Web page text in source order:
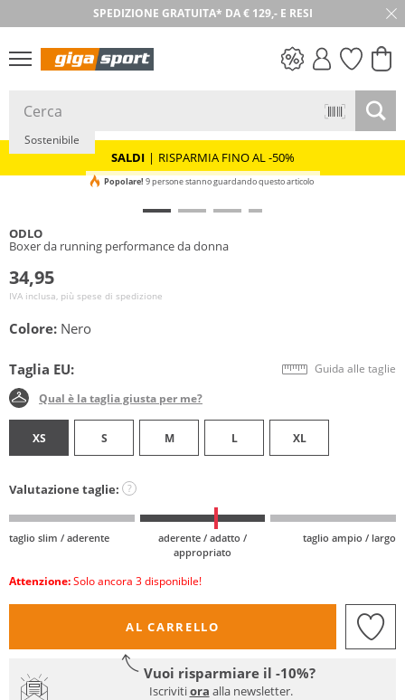
SPEDIZIONE GRATUITA* DA € 129,- E RESI
30 GIORNI DI RESO
SALDI
SALDI | RISPARMIA FINO AL -50%
Sostenibile
Popolare! 9 persone stanno guardando questo articolo
ODLO
Boxer da running performance da donna
34,95
IVA inclusa, più spese di spedizione
Colore: Nero
Taglia EU: Guida alle taglie
Qual è la taglia giusta per me?
XS S M L XL
Valutazione taglie: ?
taglio slim / aderente
aderente / adatto /
appropriato
taglio ampio / largo
Attenzione: Solo ancora 3 disponibile!
AL CARRELLO
Vuoi risparmiare il -10%?
Iscrivitiora alla newsletter.